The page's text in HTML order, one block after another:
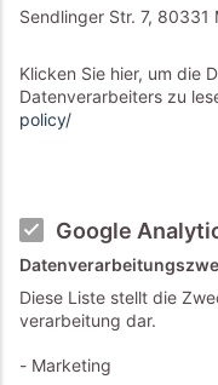
Sendlinger Str. 7, 80331
Klicken Sie hier, um die
Datenverarbeiters zu
policy/
Google
Diese Liste stellt die
verarbeitung dar.
Marketing